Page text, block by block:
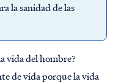
la sanidad de las
vida del hombre?
de vida porque la vida